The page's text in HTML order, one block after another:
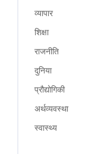
व्यापार
शिक्षा
राजनीति
दुनिया
प्रौद्योगिकी
अर्थव्यवस्था
स्वास्थ्य